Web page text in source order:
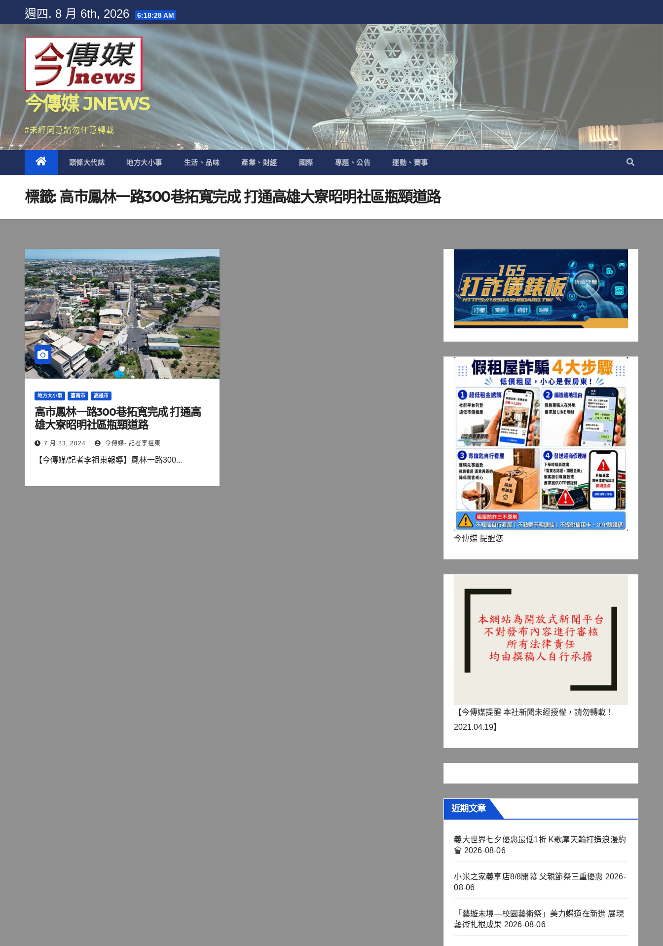
content
週四. 8 月 6th, 2026 6:18:29 AM
今傳媒 JNEWS
#未經同意請勿任意轉載
頭條大代誌 地方大小事 生活、品味 產業、財經 國際 專題、公告 運動、賽事
標籤:高市鳳林一路300巷拓寬完成 打通高雄大寮昭明社區瓶頸道路
地方大小事 臺南市 高雄市
高市鳳林一路300巷拓寬完成 打通高
雄大寮昭明社區瓶頸道路
7 月 23, 2024 今傳媒- 記者李祖東
【今傳媒/記者李祖東報導】鳳林一路300...
今傳媒 提醒您
【今傳媒提醒 本社新聞未經授權，請勿轉載！
2021.04.19】
近期文章
義大世界七夕優惠最低1折 K歌摩天輪打造浪漫約
會 2026-08-06
小米之家義享店8/8開幕 父親節祭三重優惠 2026-
08-06
「藝遊未境—校園藝術祭」美力蝶道在新進 展現
藝術扎根成果 2026-08-06